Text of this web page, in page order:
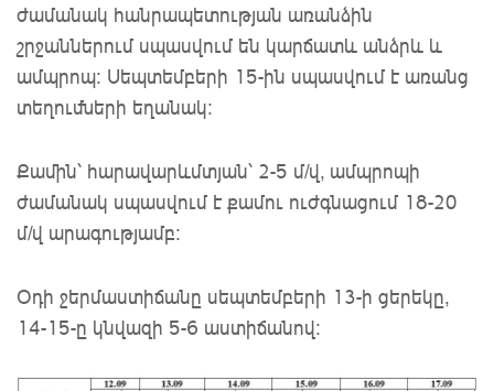
ժամանակ հանրապետության առանձին
շրջաններում սպասվում են կարճատև անձրև և
ամպրոպ։ Սեպտեմբերի 15-ին սպասվում է առանց
տեղումների եղանակ։
Քամին՝ հարավարևմտյան՝ 2-5 մ/վ, ամպրոպի
ժամանակ սպասվում է քամու ուժգնացում 18-20
մ/վ արագությամբ։
Օդի ջերմաստիճանը սեպտեմբերի 13-ի ցերեկը,
14-15-ը կնվազի 5-6 աստիճանով։